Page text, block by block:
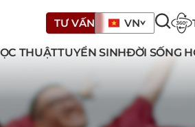
TƯ VẤN VN
THUẬTTUYỂN SINHĐỜI SỐNG